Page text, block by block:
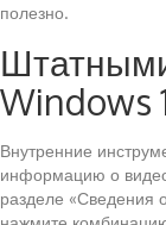
полезно.
Windows
Внутренние
информацию о
разделе «Сведения